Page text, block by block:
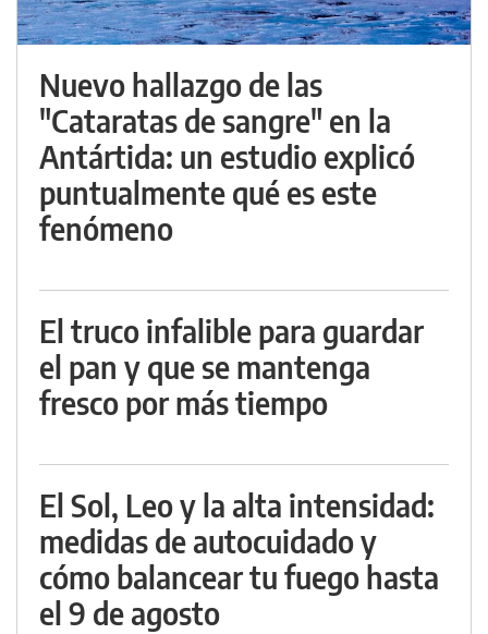
Nuevo hallazgo de las
"Cataratas de sangre" en la
Antártida: un estudio explicó
puntualmente qué es este
fenómeno
El truco infalible para guardar
el pan y que se mantenga
fresco por más tiempo
El Sol, Leo y la alta intensidad:
medidas de autocuidado y
cómo balancear tu fuego hasta
el 9 de agosto